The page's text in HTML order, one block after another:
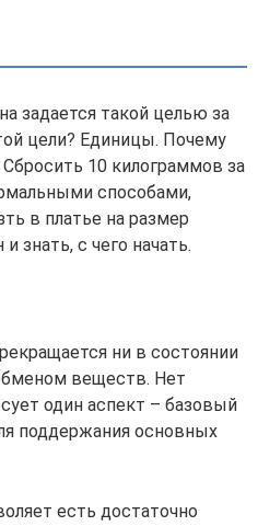
задается такой целью за
цели? Единицы. Почему
10 килограммов за
способами,
в платье на размер
знать, с чего начать.
ни в состоянии
веществ. Нет
один аспект – базовый
поддержания основных
есть достаточно